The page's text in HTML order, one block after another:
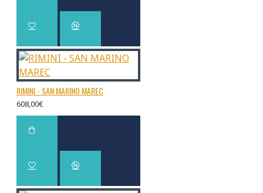
RIMINI - SAN MARINO MAREC
608,00€